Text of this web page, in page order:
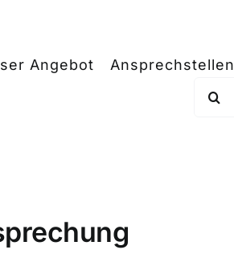
Angebot Ansprechstellen
Suche